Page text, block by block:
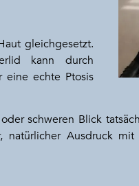
gleichgesetzt.
kann durch
eine echte Ptosis
schweren Blick
Ausdruck